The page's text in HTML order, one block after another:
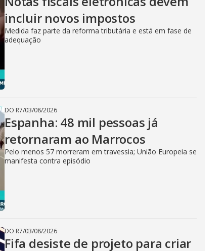
incluir novos impostos
Medida faz parte da reforma tributária e está em fase de
adequação
DO R7/03/08/2026
Espanha: 48 mil pessoas já
retornaram ao Marrocos
Pelo menos 57 morreram em travessia; União Europeia se
manifesta contra episódio
DO R7/03/08/2026
Fifa desiste de projeto para criar